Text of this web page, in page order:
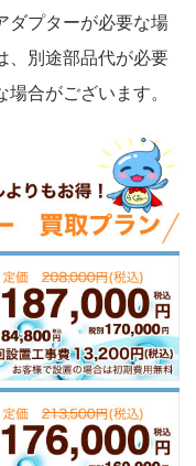
ダプターが必要な場
、別途部品代が必要
場合がございます。